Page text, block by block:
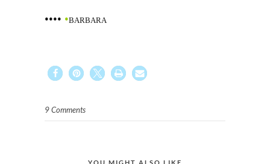
•••• •BARBARA
9 Comments